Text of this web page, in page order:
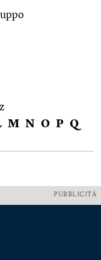
M N O P Q
PUBBLICITÀ